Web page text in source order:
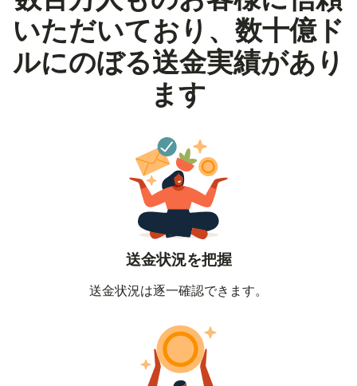
いただいており、数十億ド
ルにのぼる送金実績があり
ます
送金状況を把握
送金状況は逐一確認できます。